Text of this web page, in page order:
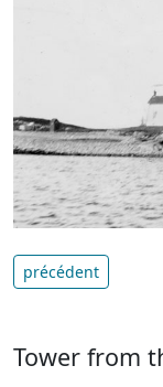
précédent
Tower from